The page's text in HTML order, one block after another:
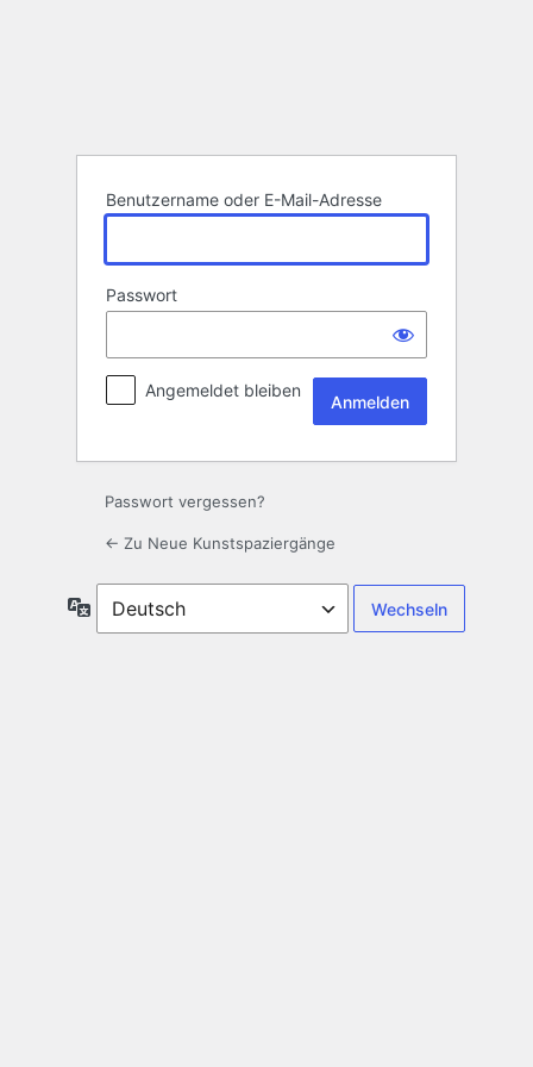
Benutzername oder E-Mail-Adresse
Passwort
Angemeldet bleiben
Passwort vergessen?
← Zu Neue Kunstspaziergänge
Sprache